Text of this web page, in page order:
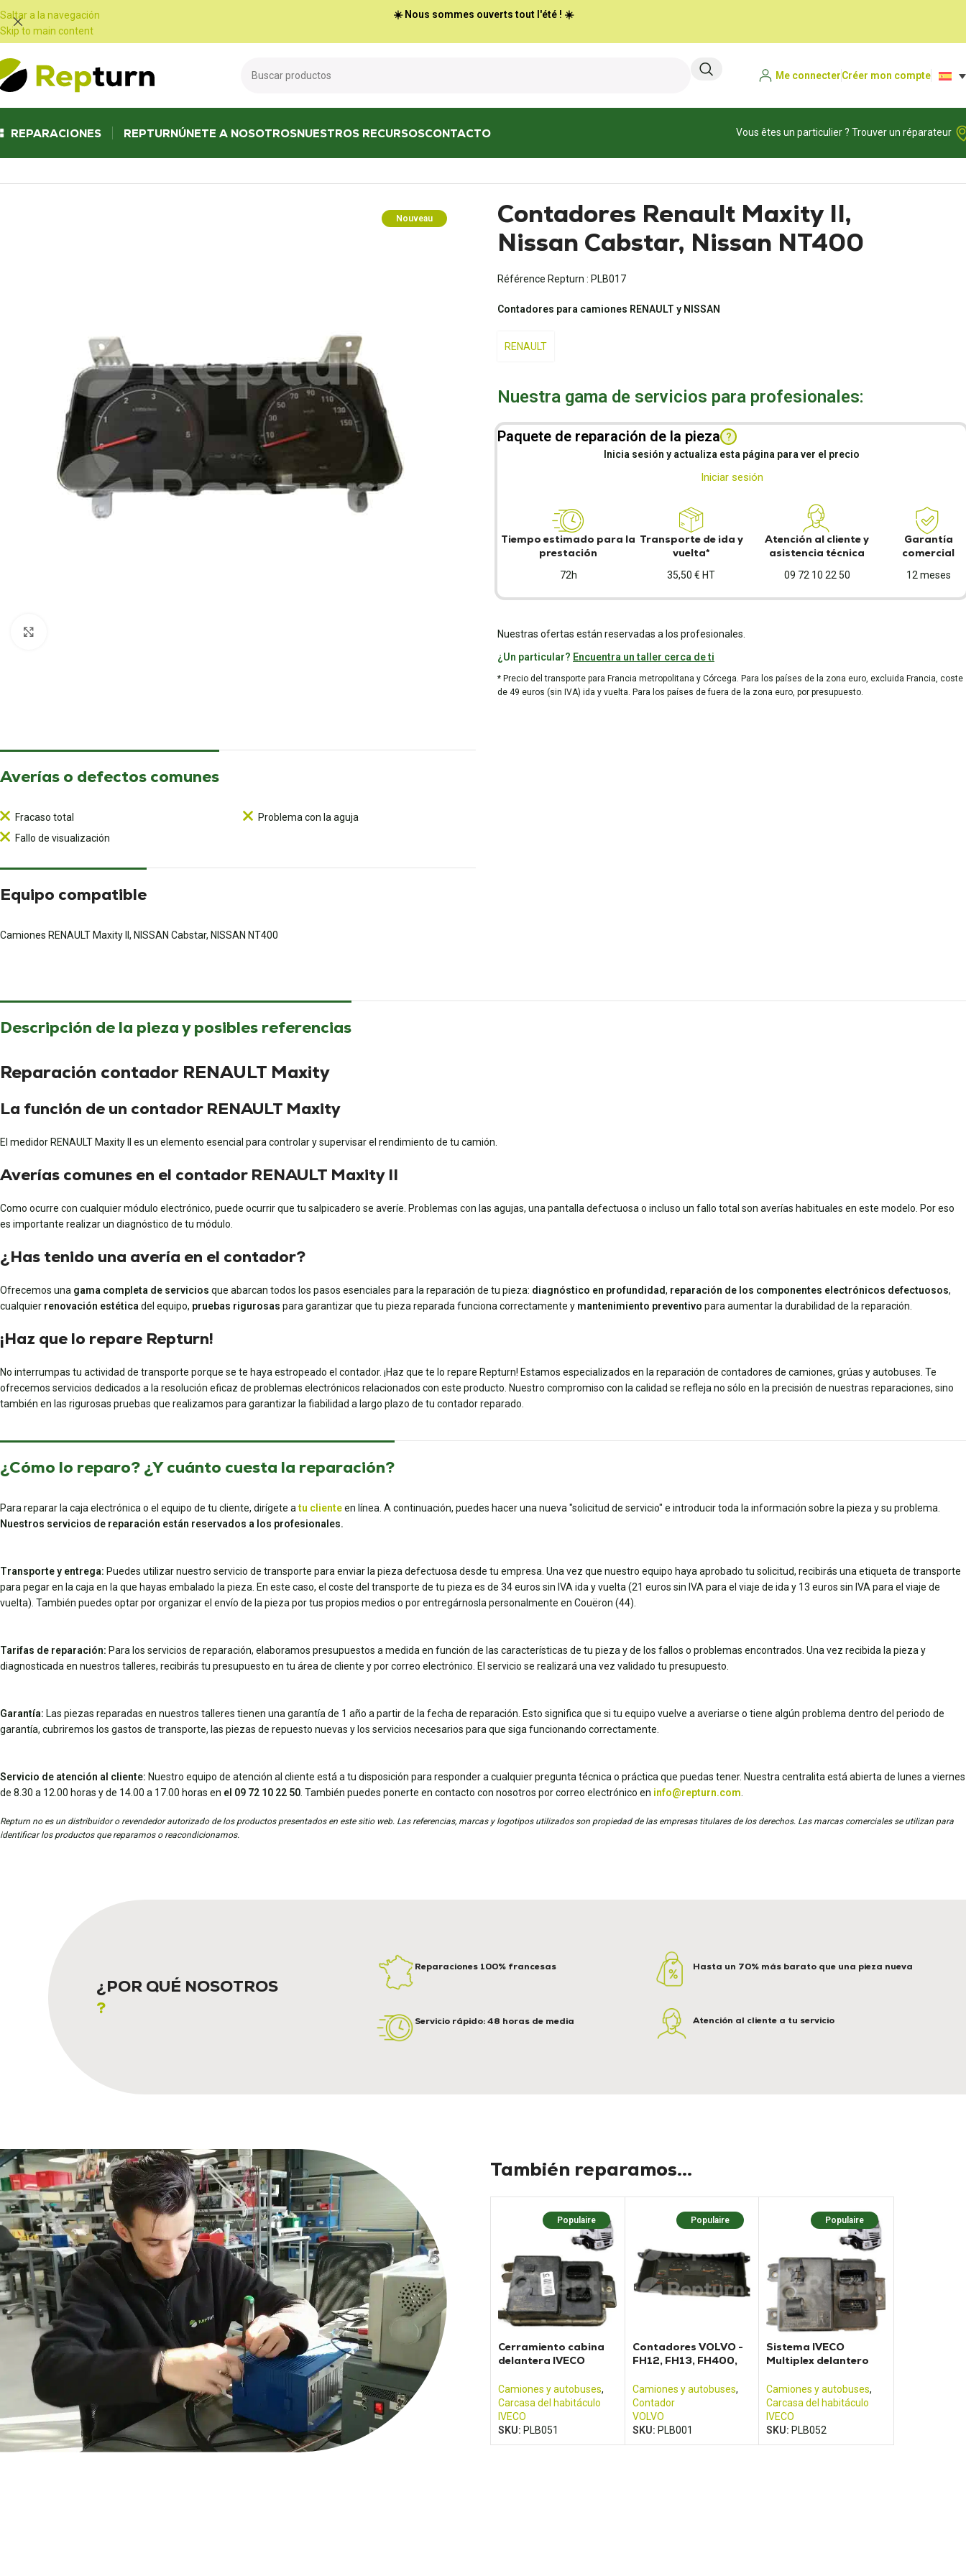
Saltar a la navegación
Skip to main content
☀️ Nous sommes ouverts tout l'été ! ☀️
Me connecterCréer mon compte
REPARACIONES REPTURNÚNETE A NOSOTROSNUESTROS RECURSOSCONTACTO
Vous êtes un particulier ? Trouver un réparateur
Nouveau
Contadores Renault Maxity II,
Nissan Cabstar, Nissan NT400
Référence Repturn : PLB017
Contadores para camiones RENAULT y NISSAN
RENAULT
Nuestra gama de servicios para profesionales:
Paquete de reparación de la pieza ?
Inicia sesión y actualiza esta página para ver el precio
Iniciar sesión
Tiempo estimado para la
prestación
72h
Transporte de ida y
vuelta*
35,50 € HT
Atención al cliente y
asistencia técnica
09 72 10 22 50
Garantía
comercial
12 meses
Nuestras ofertas están reservadas a los profesionales.
¿Un particular? Encuentra un taller cerca de ti
* Precio del transporte para Francia metropolitana y Córcega. Para los países de la zona euro, excluida Francia, coste
de 49 euros (sin IVA) ida y vuelta. Para los países de fuera de la zona euro, por presupuesto.
Averías o defectos comunes
Fracaso total
Fallo de visualización
Problema con la aguja
Equipo compatible
Camiones RENAULT Maxity II, NISSAN Cabstar, NISSAN NT400
Descripción de la pieza y posibles referencias
Reparación contador RENAULT Maxity
La función de un contador RENAULT Maxity
El medidor RENAULT Maxity II es un elemento esencial para controlar y supervisar el rendimiento de tu camión.
Averías comunes en el contador RENAULT Maxity II
Como ocurre con cualquier módulo electrónico, puede ocurrir que tu salpicadero se averíe. Problemas con las agujas, una pantalla defectuosa o incluso un fallo total son averías habituales en este modelo. Por eso
es importante realizar un diagnóstico de tu módulo.
¿Has tenido una avería en el contador?
Ofrecemos una gama completa de servicios que abarcan todos los pasos esenciales para la reparación de tu pieza: diagnóstico en profundidad, reparación de los componentes electrónicos defectuosos,
cualquier renovación estética del equipo, pruebas rigurosas para garantizar que tu pieza reparada funciona correctamente y mantenimiento preventivo para aumentar la durabilidad de la reparación.
¡Haz que lo repare Repturn!
No interrumpas tu actividad de transporte porque se te haya estropeado el contador. ¡Haz que te lo repare Repturn! Estamos especializados en la reparación de contadores de camiones, grúas y autobuses. Te
ofrecemos servicios dedicados a la resolución eficaz de problemas electrónicos relacionados con este producto. Nuestro compromiso con la calidad se refleja no sólo en la precisión de nuestras reparaciones, sino
también en las rigurosas pruebas que realizamos para garantizar la fiabilidad a largo plazo de tu contador reparado.
¿Cómo lo reparo? ¿Y cuánto cuesta la reparación?
Para reparar la caja electrónica o el equipo de tu cliente, dirígete atu clienteen línea. A continuación, puedes hacer una nueva "solicitud de servicio" e introducir toda la información sobre la pieza y su problema.
Nuestros servicios de reparación están reservados a los profesionales.
Transporte y entrega: Puedes utilizar nuestro servicio de transporte para enviar la pieza defectuosa desde tu empresa. Una vez que nuestro equipo haya aprobado tu solicitud, recibirás una etiqueta de transporte
para pegar en la caja en la que hayas embalado la pieza. En este caso, el coste del transporte de tu pieza es de 34 euros sin IVA ida y vuelta (21 euros sin IVA para el viaje de ida y 13 euros sin IVA para el viaje de
vuelta). También puedes optar por organizar el envío de la pieza por tus propios medios o por entregárnosla personalmente en Couëron (44).
Tarifas de reparación: Para los servicios de reparación, elaboramos presupuestos a medida en función de las características de tu pieza y de los fallos o problemas encontrados. Una vez recibida la pieza y
diagnosticada en nuestros talleres, recibirás tu presupuesto en tu área de cliente y por correo electrónico. El servicio se realizará una vez validado tu presupuesto.
Garantía: Las piezas reparadas en nuestros talleres tienen una garantía de 1 año a partir de la fecha de reparación. Esto significa que si tu equipo vuelve a averiarse o tiene algún problema dentro del periodo de
garantía, cubriremos los gastos de transporte, las piezas de repuesto nuevas y los servicios necesarios para que siga funcionando correctamente.
Servicio de atención al cliente: Nuestro equipo de atención al cliente está a tu disposición para responder a cualquier pregunta técnica o práctica que puedas tener. Nuestra centralita está abierta de lunes a viernes
de 8.30 a 12.00 horas y de 14.00 a 17.00 horas en el 09 72 10 22 50 . También puedes ponerte en contacto con nosotros por correo electrónico en info@repturn.com
Repturn no es un distribuidor o revendedor autorizado de los productos presentados en este sitio web. Las referencias, marcas y logotipos utilizados son propiedad de las empresas titulares de los derechos. Las marcas comerciales se utilizan para
identificar los productos que reparamos o reacondicionamos.
¿POR QUÉ NOSOTROS
?
Reparaciones 100% francesas
Servicio rápido: 48 horas de media
Hasta un 70% más barato que una pieza nueva
Atención al cliente a tu servicio
También reparamos...
Populaire
Cerramiento cabina
delantera IVECO
Camiones y autobuses,
Carcasa del habitáculo
IVECO
SKU: PLB051
Populaire
Contadores VOLVO -
FH12, FH13, FH400,
FM400, FM440
Camiones y autobuses,
Contador
VOLVO
SKU: PLB001
Populaire
Sistema IVECO
Multiplex delantero
Camiones y autobuses,
Carcasa del habitáculo
IVECO
SKU: PLB052